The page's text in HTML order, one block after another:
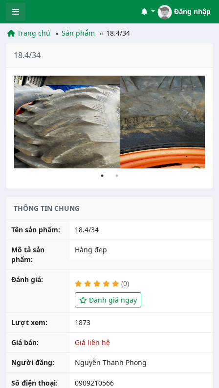
Đăng nhập
Trang chủ Sản phẩm 18.4/34
18.4/34
THÔNG TIN CHUNG
Tên sản phẩm: 18.4/34
Mô tả sản
phẩm:
Hàng đẹp
Đánh giá:
(0)
Đánh giá ngay
Lượt xem: 1873
Giá bán: Giá liên hệ
Người đăng: Nguyễn Thanh Phong
Số điện thoại: 0909210566